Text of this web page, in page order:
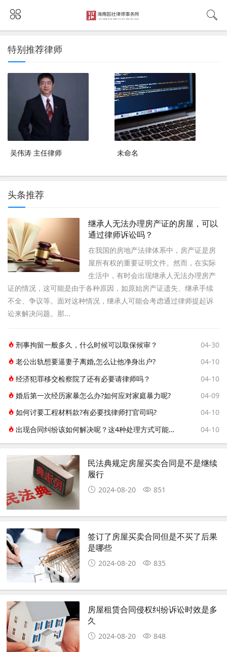
特别推荐律师
吴伟涛 主任律师 未命名
头条推荐
继承人无法办理房产证的房屋，可以
通过律师诉讼吗？
在我国的房地产法律体系中，房产证是房
屋所有权的重要证明文件。然而，在实际
生活中，有时会出现继承人无法办理房产
证的情况，这可能是由于各种原因，如原始房产证遗失、继承手续
不全、争议等。面对这种情况，继承人可能会考虑通过律师提起诉
讼来解决问题。那...
刑事拘留一般多久，什么时候可以取保候审？
04-30
老公出轨想要逼妻子离婚,怎么让他净身出户?
04-10
经济犯罪移交检察院了还有必要请律师吗？
04-10
婚后第一次经历家暴怎么办?如何应对家庭暴力呢?
04-09
如何讨要工程材料款?有必要找律师打官司吗?
04-10
出现合同纠纷该如何解决呢？这4种处理方式可能帮到你！
04-10
民法典规定房屋买卖合同是不是继续
履行
2024-08-20 851
签订了房屋买卖合同但是不买了后果
是哪些
2024-08-20 835
房屋租赁合同侵权纠纷诉讼时效是多
久
2024-08-20 848